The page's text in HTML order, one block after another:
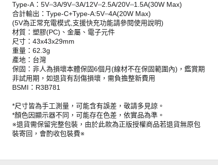
Type-A：5V⎓3A/9V⎓3A/12V⎓2.5A/20V⎓1.5A(30W Max)
合計輸出：Type-C+Type-A:5V⎓4A(20W Max)
(5V為正常充電模式,支援快充功能請參閱使用說明)
材質：塑膠(PC)、金屬、電子元件
尺寸：43x43x29mm
重量：62.3g
產地：台灣
保固：非人為損壞本體保固6個月(線材不在保固範圍內)，鑑賞期
非試用期，如退貨有刮傷損壞，需負擔整新費用
BSMI：R3B781
*尺寸皆為手工測量，可能含有誤差，敬請多見諒。
*顏色因顯示器不同，可能存在色差，依實品為準。
※退貨需保留完整包裝，由於此款為正版授權商品若退貨無原包
裝寄回，會酌收包裝費※